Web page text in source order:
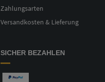
Zahlungsarten
Versandkosten & Lieferung
SICHER BEZAHLEN